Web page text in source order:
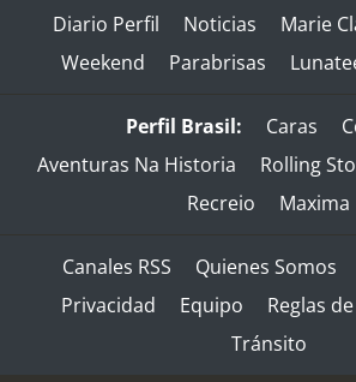
Diario Perfil Noticias Marie
Weekend
Parabrisas
Perfil Brasil: Caras
Aventuras Na Historia
Rolling
Recreio
Maxima
Canales RSS Quienes Somos
Privacidad
Equipo
Reglas
Tránsito